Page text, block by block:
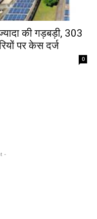
की गड़बड़ी, 303
पर केस दर्ज
0
-